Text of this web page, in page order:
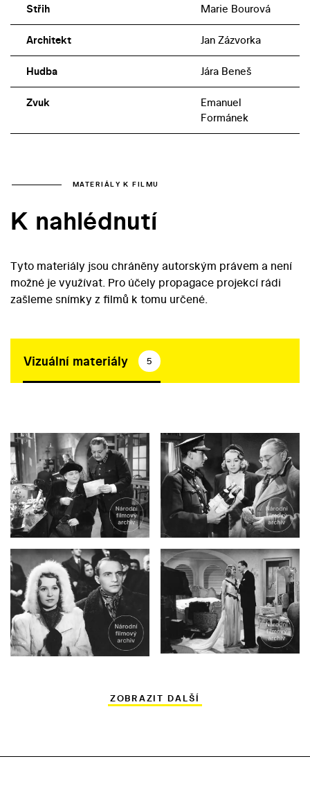
Střih Marie Bourová
Architekt Jan Zázvorka
Hudba Jára Beneš
Zvuk
Emanuel
Formánek
MATERIÁLY K FILMU
K nahlédnutí
Tyto materiály jsou chráněny autorským právem a není
možné je využívat. Pro účely propagace projekcí rádi
zašleme snímky z filmů k tomu určené.
Vizuální materiály 5
ZOBRAZIT DALŠÍ